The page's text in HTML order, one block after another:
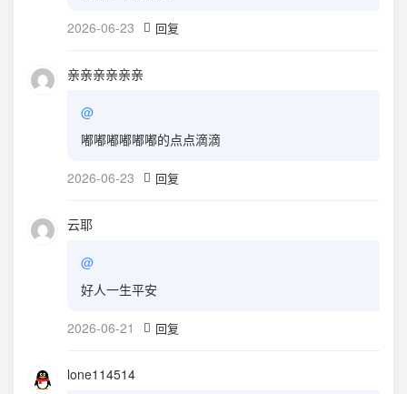
2026-06-23 回复
亲亲亲亲亲亲
@
嘟嘟嘟嘟嘟嘟的点点滴滴
2026-06-23 回复
云耶
@
好人一生平安
2026-06-21 回复
lone114514